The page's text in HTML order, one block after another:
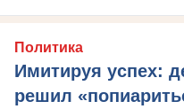
Политика
Имитируя успех:
решил